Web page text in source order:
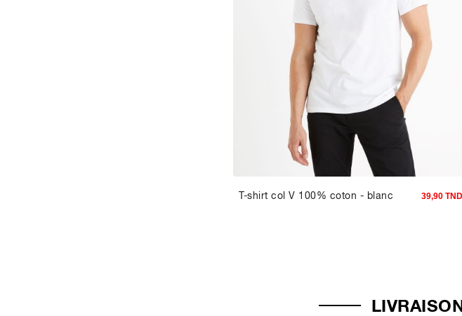
T-shirt col V 100% coton - blanc 39,90 TND